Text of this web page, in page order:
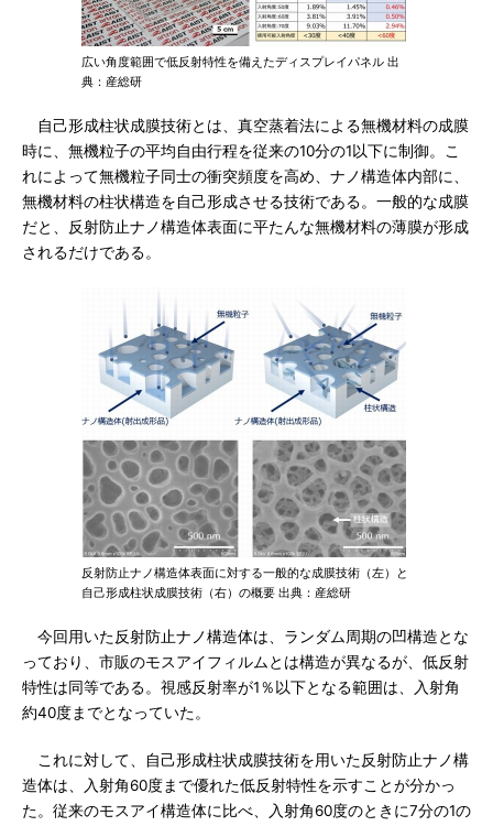
広い角度範囲で低反射特性を備えたディスプレイパネル 出
典：産総研
自己形成柱状成膜技術とは、真空蒸着法による無機材料の成膜
時に、無機粒子の平均自由行程を従来の10分の1以下に制御。こ
れによって無機粒子同士の衝突頻度を高め、ナノ構造体内部に、
無機材料の柱状構造を自己形成させる技術である。一般的な成膜
だと、反射防止ナノ構造体表面に平たんな無機材料の薄膜が形成
されるだけである。
反射防止ナノ構造体表面に対する一般的な成膜技術（左）と
自己形成柱状成膜技術（右）の概要 出典：産総研
今回用いた反射防止ナノ構造体は、ランダム周期の凹構造とな
っており、市販のモスアイフィルムとは構造が異なるが、低反射
特性は同等である。視感反射率が1％以下となる範囲は、入射角
約40度までとなっていた。
これに対して、自己形成柱状成膜技術を用いた反射防止ナノ構
造体は、入射角60度まで優れた低反射特性を示すことが分かっ
た。従来のモスアイ構造体に比べ、入射角60度のときに7分の1の